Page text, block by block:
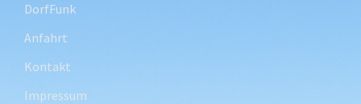
DorfFunk
Anfahrt
Kontakt
Impressum